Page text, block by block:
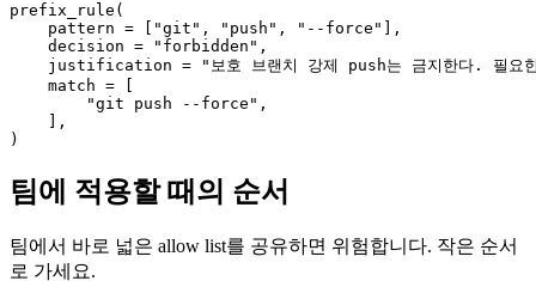
prefix_rule(
    pattern = ["git", "push", "--force"],
    decision = "forbidden",
justification = "보호 브랜치 강제 push는 금지한다. 필
    match = [
        "git push --force",
    ],
)
팀에 적용할 때의 순서
팀에서 바로 넓은 allow list를 공유하면 위험합니다. 작은 순서
로 가세요.